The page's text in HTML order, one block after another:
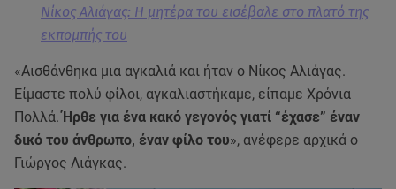
Νίκος Αλιάγας: Η μητέρα του εισέβαλε στο πλατό της
εκπομπής του
«Αισθάνθηκα μια αγκαλιά και ήταν ο Νίκος Αλιάγας.
Είμαστε πολύ φίλοι, αγκαλιαστήκαμε, είπαμε Χρόνια
Πολλά.Ήρθε για ένα κακό γεγονός γιατί “έχασε” έναν
δικό του άνθρωπο, έναν φίλο του», ανέφερε αρχικά ο
Γιώργος Λιάγκας.